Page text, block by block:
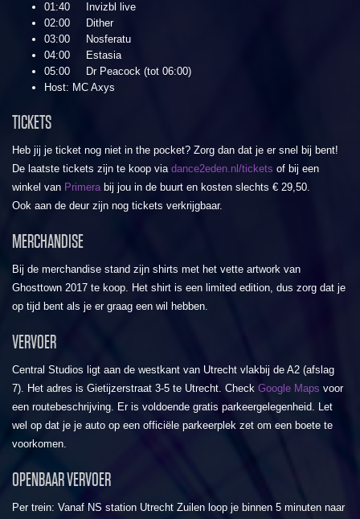
01:40 Invizbl live
02:00 Dither
03:00 Nosferatu
04:00 Estasia
05:00 Dr Peacock (tot 06:00)
Host: MC Axys
TICKETS
Heb jij je ticket nog niet in the pocket? Zorg dan dat je er snel bij bent!
De laatste tickets zijn te koop via dance2eden.nl/tickets of bij een
winkel van Primerabij jou in de buurt en kosten slechts € 29,50.
Ook aan de deur zijn nog tickets verkrijgbaar.
MERCHANDISE
Bij de merchandise stand zijn shirts met het vette artwork van
Ghosttown 2017 te koop. Het shirt is een limited edition, dus zorg dat je
op tijd bent als je er graag een wil hebben.
VERVOER
Central Studios ligt aan de westkant van Utrecht vlakbij de A2 (afslag
7). Het adres is Gietijzerstraat 3-5 te Utrecht. Check Google Maps voor
een routebeschrijving. Er is voldoende gratis parkeergelegenheid. Let
wel op dat je je auto op een officiële parkeerplek zet om een boete te
voorkomen.
OPENBAAR VERVOER
Per trein: Vanaf NS station Utrecht Zuilen loop je binnen 5 minuten naar